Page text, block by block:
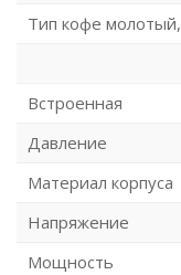
Тип кофе молотый,
Встроенная
Давление
Материал корпуса
Напряжение
Мощность